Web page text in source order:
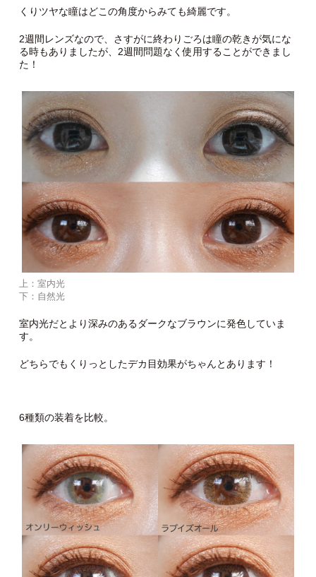
くりツヤな瞳はどこの角度からみても綺麗です。
2週間レンズなので、さすがに終わりごろは瞳の乾きが気にな
る時もありましたが、2週間問題なく使用することができまし
た！
上：室内光
下：自然光
室内光だとより深みのあるダークなブラウンに発色していま
す。
どちらでもくりっとしたデカ目効果がちゃんとあります！
6種類の装着を比較。